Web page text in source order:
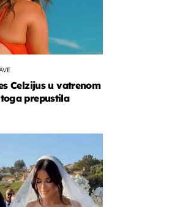
Celzijus u vatrenom
prepustila